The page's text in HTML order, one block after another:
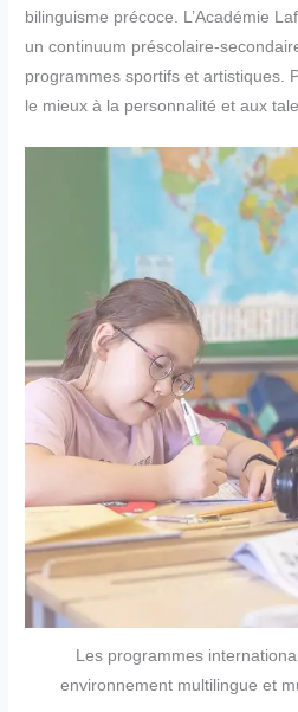
bilinguisme précoce. L’Académie
un continuum préscolaire-
programmes sportifs et artistiques.
le mieux à la personnalité et aux
Les programmes
environnement multilingue et